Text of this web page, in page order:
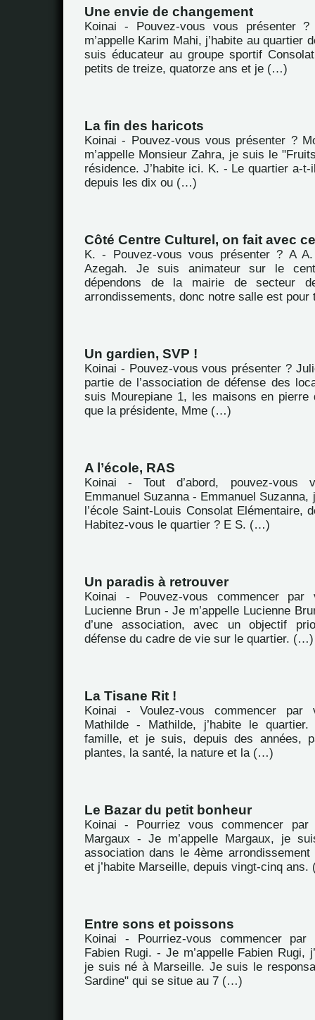
Une envie de changement
Koinai - Pouvez-vous vous présenter
m’appelle Karim Mahi, j’habite au quartier
suis éducateur au groupe sportif
petits de treize, quatorze ans et je (…)
La fin des haricots
Koinai - Pouvez-vous vous présenter ?
m’appelle Monsieur Zahra, je suis le
résidence. J’habite ici. K. - Le quartier a-t-
depuis les dix ou (…)
Côté Centre Culturel, on fait avec
K. - Pouvez-vous vous présenter ? A
Azegah. Je suis animateur sur le
dépendons de la mairie de secteur
arrondissements, donc notre salle est
Un gardien, SVP !
Koinai - Pouvez-vous vous présenter ?
partie de l’association de défense des
suis Mourepiane 1, les maisons en pierre
que la présidente, Mme (…)
A l’école, RAS
Koinai - Tout d’abord, pouvez-vous
Emmanuel Suzanna - Emmanuel
l’école Saint-Louis Consolat Elémentaire,
Habitez-vous le quartier ? E S. (…)
Un paradis à retrouver
Koinai - Pouvez-vous commencer par
Lucienne Brun - Je m’appelle Lucienne
d’une association, avec un objectif
défense du cadre de vie sur le quartier. (…)
La Tisane Rit !
Koinai - Voulez-vous commencer par
Mathilde - Mathilde, j’habite le
famille, et je suis, depuis des années,
plantes, la santé, la nature et la (…)
Le Bazar du petit bonheur
Koinai - Pourriez vous commencer
Margaux - Je m’appelle Margaux, je
association dans le 4ème arrondissement
et j’habite Marseille, depuis vingt-cinq
Entre sons et poissons
Koinai - Pourriez-vous commencer
Fabien Rugi. - Je m’appelle Fabien Rugi,
je suis né à Marseille. Je suis le
Sardine" qui se situe au 7 (…)